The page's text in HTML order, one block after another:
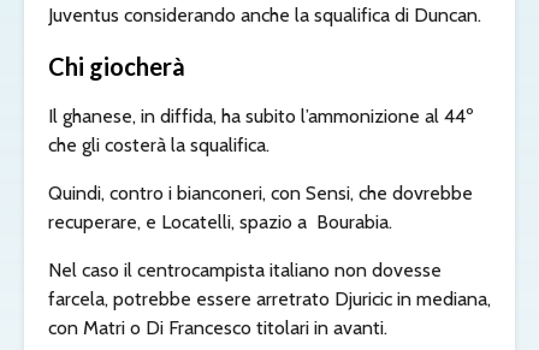
Juventus considerando anche la squalifica di Duncan.
Chi giocherà
Il ghanese, in diffida, ha subito l’ammonizione al 44º
che gli costerà la squalifica.
Quindi, contro i bianconeri, con Sensi, che dovrebbe
recuperare, e Locatelli, spazio a Bourabia.
Nel caso il centrocampista italiano non dovesse
farcela, potrebbe essere arretrato Djuricic in mediana,
con Matri o Di Francesco titolari in avanti.